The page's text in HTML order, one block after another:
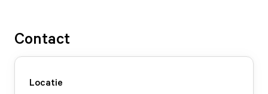
Contact
Locatie